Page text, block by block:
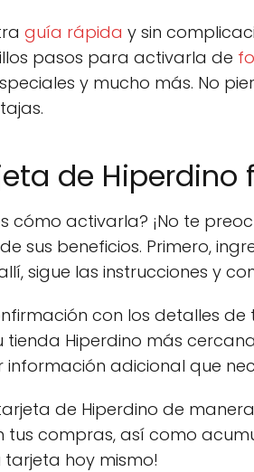
guía rápida y sin
pasos para activarla de
y mucho más. No
de Hiperdino
activarla? ¡No te
sus beneficios. Primero,
sigue las instrucciones y
con los detalles
Hiperdino más
adicional que
de Hiperdino de
tus compras, así como
tarjeta hoy mismo!